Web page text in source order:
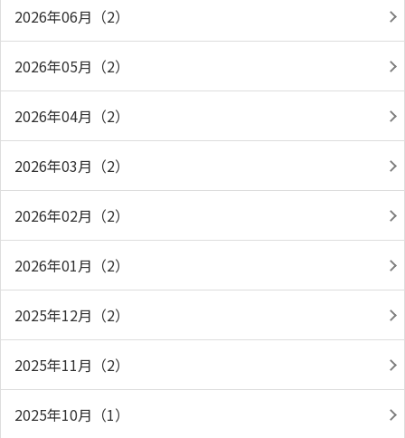
2026年06月（2）
2026年05月（2）
2026年04月（2）
2026年03月（2）
2026年02月（2）
2026年01月（2）
2025年12月（2）
2025年11月（2）
2025年10月（1）